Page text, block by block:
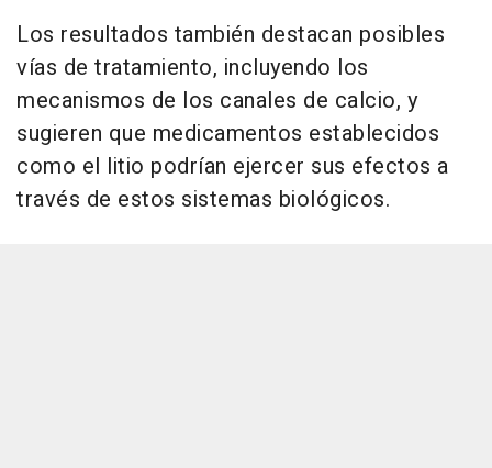
Los resultados también destacan posibles
vías de tratamiento, incluyendo los
mecanismos de los canales de calcio, y
sugieren que medicamentos establecidos
como el litio podrían ejercer sus efectos a
través de estos sistemas biológicos.